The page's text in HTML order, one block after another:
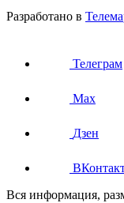
Разработано в
Телеграм
Max
Дзен
Вся информация,